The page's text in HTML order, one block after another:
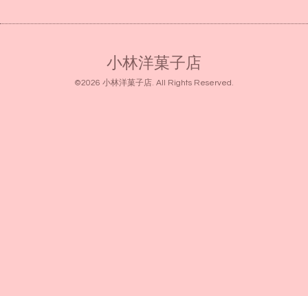
小林洋菓子店
©2026 小林洋菓子店. All Rights Reserved.